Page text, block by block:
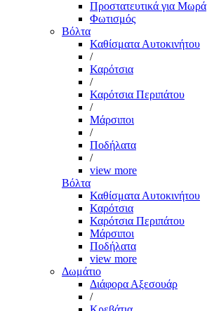
Προστατευτικά για Μωρά
Φωτισμός
Βόλτα
Καθίσματα Αυτοκινήτου
/
Καρότσια
/
Καρότσια Περιπάτου
/
Μάρσιποι
/
Ποδήλατα
/
view more
Βόλτα
Καθίσματα Αυτοκινήτου
Καρότσια
Καρότσια Περιπάτου
Μάρσιποι
Ποδήλατα
view more
Δωμάτιο
Διάφορα Αξεσουάρ
/